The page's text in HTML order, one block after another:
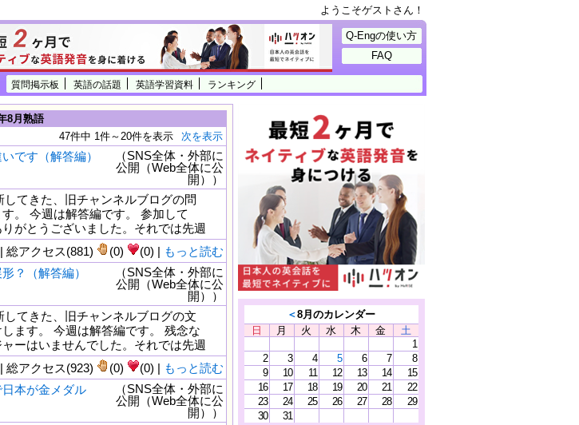
ようこそゲストさん！
質問掲示板 英語の話題 英語学習資料 ランキング
Q-Engの使い方
FAQ
8月熟語
47件中 1件～20件を表示
次を表示
です（解答編）
（SNS全体・外部に
公開（Web全体に公
開））
てきた、旧チャンネルブログの問
。 今週は解答編です。 参加して
がとうございました。それでは先週
| 総アクセス(881) (0) (0) | もっと読む
？（解答編）
（SNS全体・外部に
公開（Web全体に公
開））
してきた、旧チャンネルブログの文
ます。 今週は解答編です。 残念な
ーはいませんでした。それでは先週
| 総アクセス(923) (0) (0) | もっと読む
本が金メダル
（SNS全体・外部に
公開（Web全体に公
開））
＜8月のカレンダー
日
月 火 水 木 金
土
1
2
3 4 5 6 7
8
9
10 11 12 13 14
15
16
17 18 19 20 21
22
23
24 25 26 27 28
29
30
31